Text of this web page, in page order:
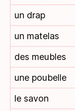
un drap
un matelas
des meubles
une poubelle
le savon